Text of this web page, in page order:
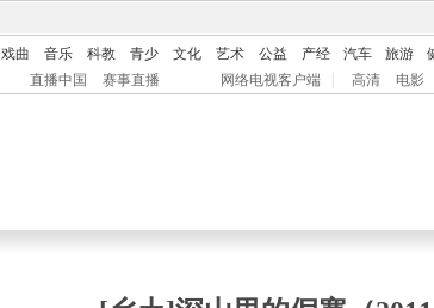
戏曲 音乐 科教 青少 文化 艺术 公益 产经 汽车 旅游
直播中国 赛事直播 网络电视客户端 高清 电影